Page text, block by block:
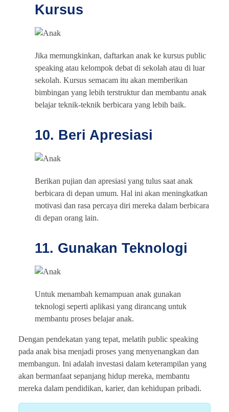
Kursus
Jika memungkinkan, daftarkan anak ke kursus public
speaking atau kelompok debat di sekolah atau di luar
sekolah. Kursus semacam itu akan memberikan
bimbingan yang lebih terstruktur dan membantu anak
belajar teknik-teknik berbicara yang lebih baik.
10. Beri Apresiasi
Berikan pujian dan apresiasi yang tulus saat anak
berbicara di depan umum. Hal ini akan meningkatkan
motivasi dan rasa percaya diri mereka dalam berbicara
di depan orang lain.
11. Gunakan Teknologi
Untuk menambah kemampuan anak gunakan
teknologi seperti aplikasi yang dirancang untuk
membantu proses belajar anak.
Dengan pendekatan yang tepat, melatih public speaking
pada anak bisa menjadi proses yang menyenangkan dan
membangun. Ini adalah investasi dalam keterampilan yang
akan bermanfaat sepanjang hidup mereka, membantu
mereka dalam pendidikan, karier, dan kehidupan pribadi.